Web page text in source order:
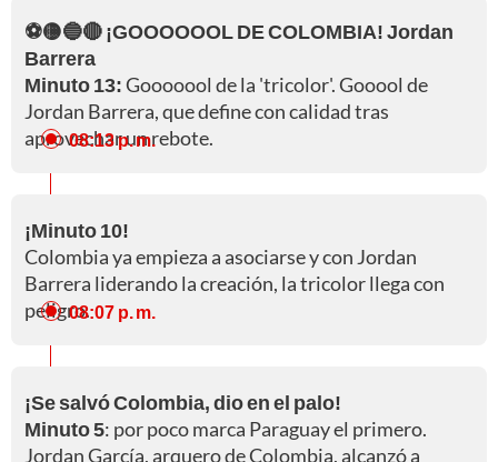
⚽🟡🔵🔴 ¡GOOOOOOL DE COLOMBIA! Jordan
Barrera
Minuto 13:Gooooool de la 'tricolor'. Gooool de
Jordan Barrera, que define con calidad tras
aprovechar un rebote.
08:13 p. m.
¡Minuto 10!
Colombia ya empieza a asociarse y con Jordan
Barrera liderando la creación, la tricolor llega con
peligro.08:07 p. m.
¡Se salvó Colombia, dio en el palo!
Minuto 5: por poco marca Paraguay el primero.
Jordan García, arquero de Colombia, alcanzó a